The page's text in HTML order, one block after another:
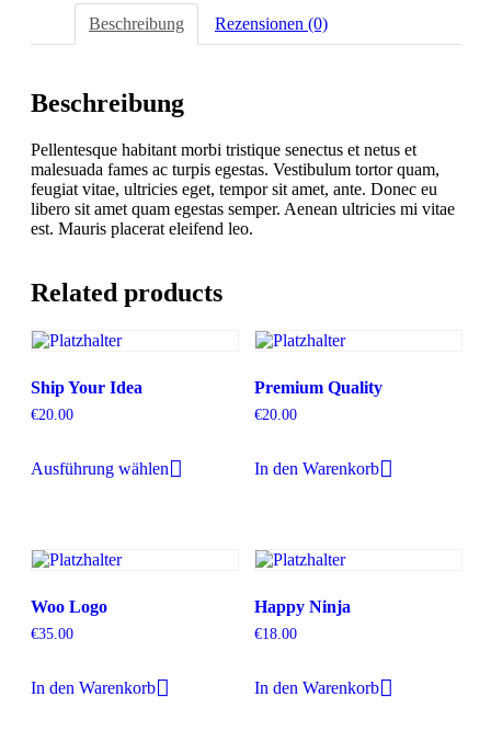
Beschreibung Rezensionen (0)
Beschreibung
Pellentesque habitant morbi tristique senectus et netus et
malesuada fames ac turpis egestas. Vestibulum tortor quam,
feugiat vitae, ultricies eget, tempor sit amet, ante. Donec eu
libero sit amet quam egestas semper. Aenean ultricies mi vitae
est. Mauris placerat eleifend leo.
Related products
Ship Your Idea
€20.00
Ausführung wählen
Premium Quality
€20.00
In den Warenkorb
Woo Logo
€35.00
In den Warenkorb
Happy Ninja
€18.00
In den Warenkorb